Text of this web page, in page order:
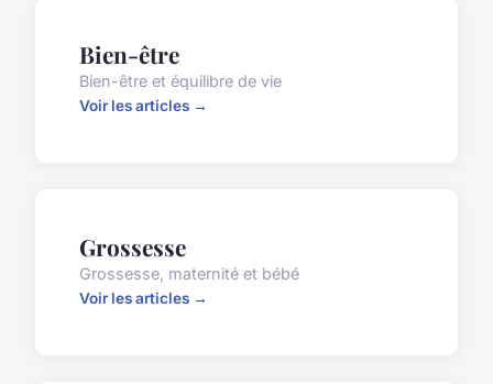
Bien-être
Bien-être et équilibre de vie
Voir les articles →
Grossesse
Grossesse, maternité et bébé
Voir les articles →